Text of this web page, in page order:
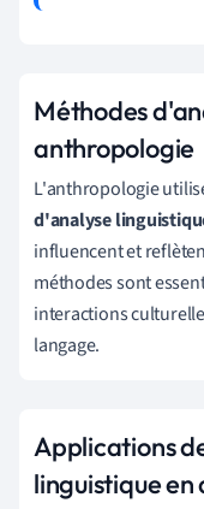
Méthodes
anthropologie
L'anthropologie
d'analyse
influencent et
méthodes sont
interactions
langage.
Applications
linguistique